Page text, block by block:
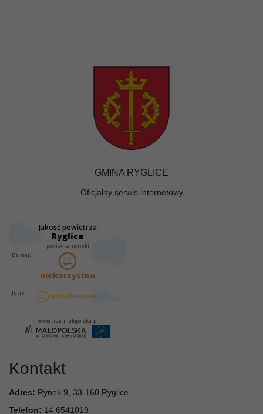
GMINA RYGLICE
Oficjalny serwis internetowy
Kontakt
Adres: Rynek 9, 33-160 Ryglice
Telefon: 14 6541019